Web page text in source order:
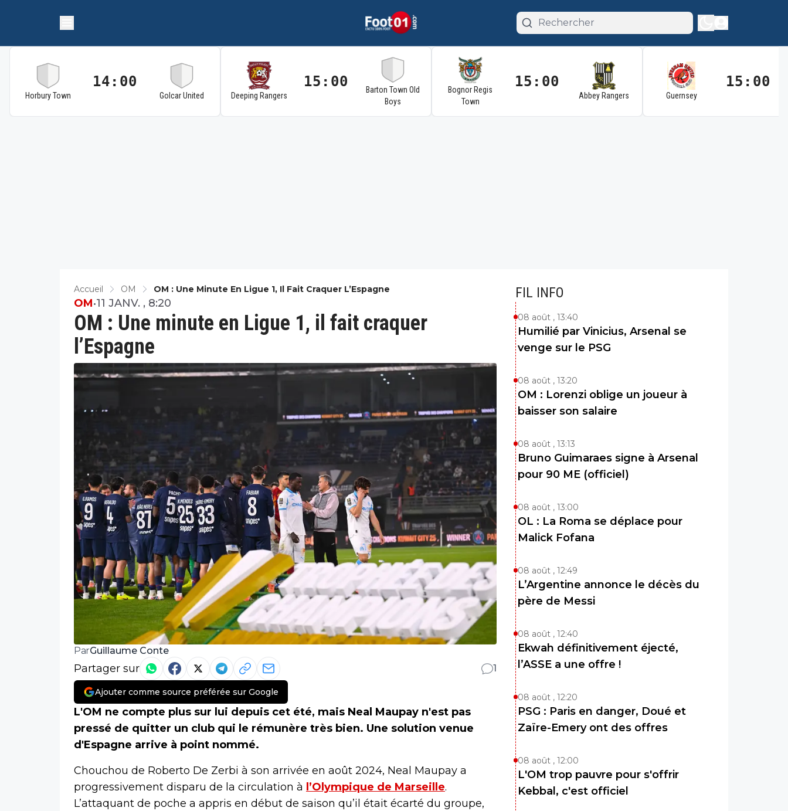
Horbury Town
14:00
Golcar United Deeping Rangers
15:00
Barton Town Old
Boys
Bognor Regis
Town
15:00
Abbey Rangers Guernsey
15:00
Accueil OM OM : Une Minute En Ligue 1, Il Fait Craquer L’Espagne
OM : Une minute en Ligue 1, il fait craquer
l’Espagne
OM•11 JANV. , 8:20
ParGuillaume Conte
Partager sur 1
Ajouter comme source préférée sur Google
L'OM ne compte plus sur lui depuis cet été, mais Neal Maupay n'est pas
pressé de quitter un club qui le rémunère très bien. Une solution venue
d'Espagne arrive à point nommé.
Chouchou de Roberto De Zerbi à son arrivée en août 2024, Neal Maupay a
progressivement disparu de la circulation à l’Olympique de Marseille.
L’attaquant de poche a appris en début de saison qu’il était écarté du groupe,
FIL INFO
08 août , 13:40
Humilié par Vinicius, Arsenal se
venge sur le PSG
08 août , 13:20
OM : Lorenzi oblige un joueur à
baisser son salaire
08 août , 13:13
Bruno Guimaraes signe à Arsenal
pour 90 ME (officiel)
08 août , 13:00
OL : La Roma se déplace pour
Malick Fofana
08 août , 12:49
L’Argentine annonce le décès du
père de Messi
08 août , 12:40
Ekwah définitivement éjecté,
l’ASSE a une offre !
08 août , 12:20
PSG : Paris en danger, Doué et
Zaïre-Emery ont des offres
08 août , 12:00
L'OM trop pauvre pour s'offrir
Kebbal, c'est officiel